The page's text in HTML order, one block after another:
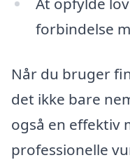
forbindelse
Når du bruger
det ikke bare
også en effektiv
professionelle